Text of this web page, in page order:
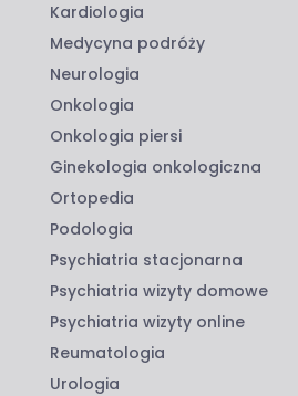
Kardiologia
Medycyna podróży
Neurologia
Onkologia
Onkologia piersi
Ginekologia onkologiczna
Ortopedia
Podologia
Psychiatria stacjonarna
Psychiatria wizyty domowe
Psychiatria wizyty online
Reumatologia
Urologia